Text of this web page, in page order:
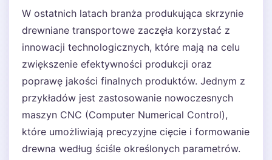
W ostatnich latach branża produkująca skrzynie
drewniane transportowe zaczęła korzystać z
innowacji technologicznych, które mają na celu
zwiększenie efektywności produkcji oraz
poprawę jakości finalnych produktów. Jednym z
przykładów jest zastosowanie nowoczesnych
maszyn CNC (Computer Numerical Control),
które umożliwiają precyzyjne cięcie i formowanie
drewna według ściśle określonych parametrów.